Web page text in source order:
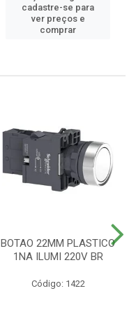
cadastre-se para
ver preços e
comprar
BOTAO 22MM PLASTICO
1NA ILUMI 220V BR
Código: 1422